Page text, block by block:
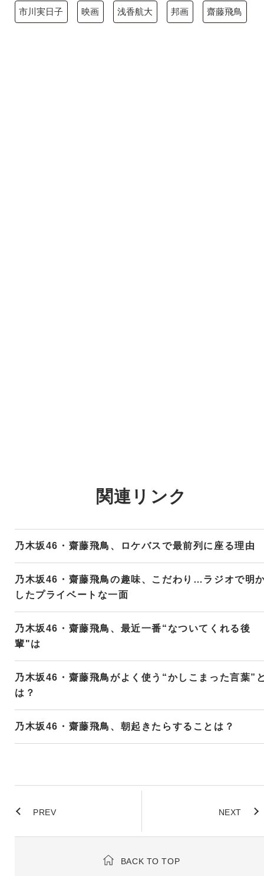
市川実日子 映画 浅香航大 邦画 齋藤飛鳥
関連リンク
乃木坂46・齋藤飛鳥、ロケバスで最前列に座る理由
乃木坂46・齋藤飛鳥の趣味、こだわり…ラジオで明
したプライベートな一面
乃木坂46・齋藤飛鳥、最近一番“なついてくれる後
輩"は
乃木坂46・齋藤飛鳥がよく使う“かしこまった言葉”
は？
乃木坂46・齋藤飛鳥、朝起きたらすることは？
PREV NEXT
BACK TO TOP